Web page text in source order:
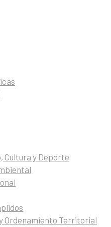
Cultura y Deporte
Ordenamiento Territorial